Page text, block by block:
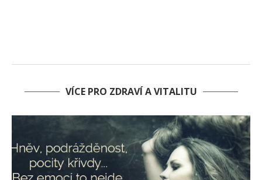
VÍCE PRO ZDRAVÍ A VITALITU